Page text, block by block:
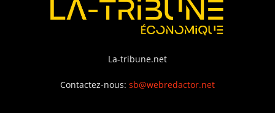
La-tribune.net
Contactez-nous: sb@webredactor.net